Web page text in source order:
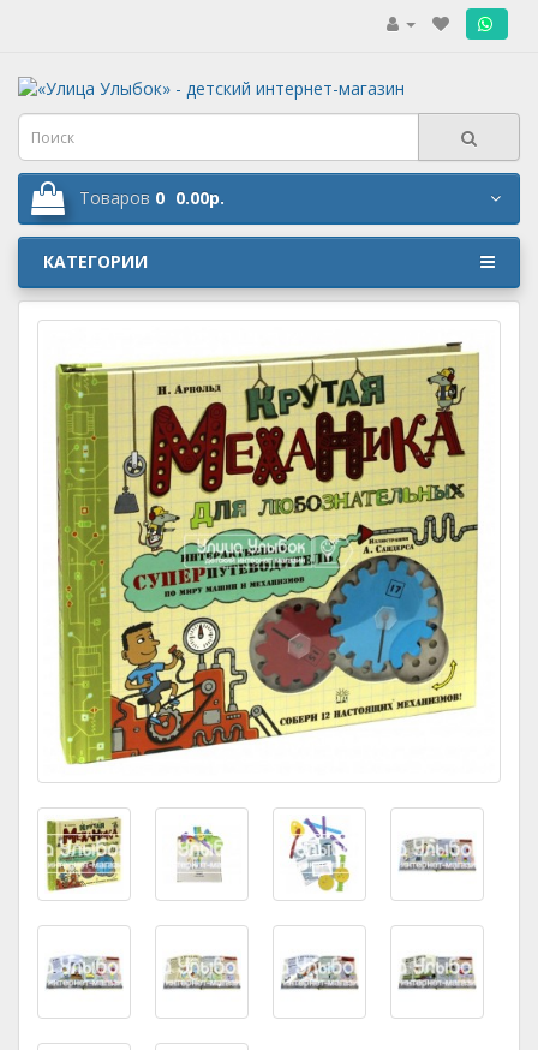
Товаров 0 0.00р.
КАТЕГОРИИ